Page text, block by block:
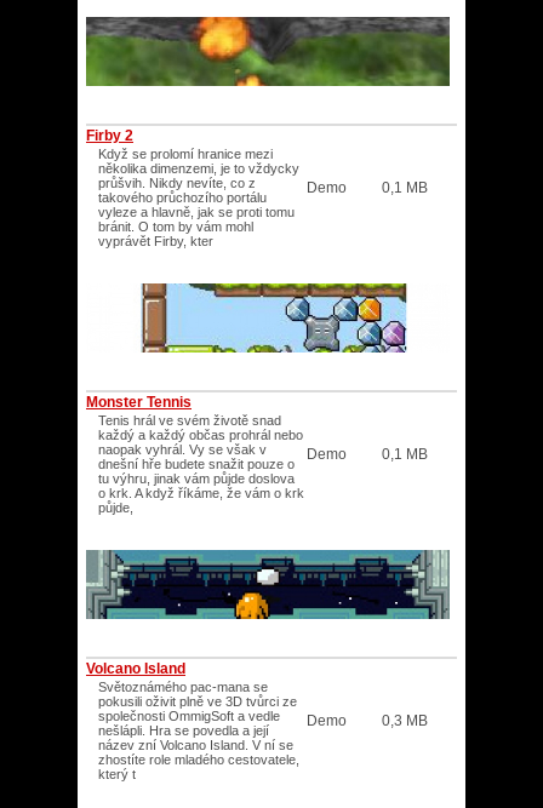
Firby 2
Když se prolomí hranice mezi
několika dimenzemi, je to vždycky
průšvih. Nikdy nevíte, co z
takového průchozího portálu
vyleze a hlavně, jak se proti tomu
bránit. O tom by vám mohl
vyprávět Firby, kter
Demo 0,1 MB
Monster Tennis
Tenis hrál ve svém životě snad
každý a každý občas prohrál nebo
naopak vyhrál. Vy se však v
dnešní hře budete snažit pouze o
tu výhru, jinak vám půjde doslova
o krk. A když říkáme, že vám o krk
půjde,
Demo 0,1 MB
Volcano Island
Světoznámého pac-mana se
pokusili oživit plně ve 3D tvůrci ze
společnosti OmmigSoft a vedle
nešlápli. Hra se povedla a její
název zní Volcano Island. V ní se
zhostíte role mladého cestovatele,
který t
Demo 0,3 MB